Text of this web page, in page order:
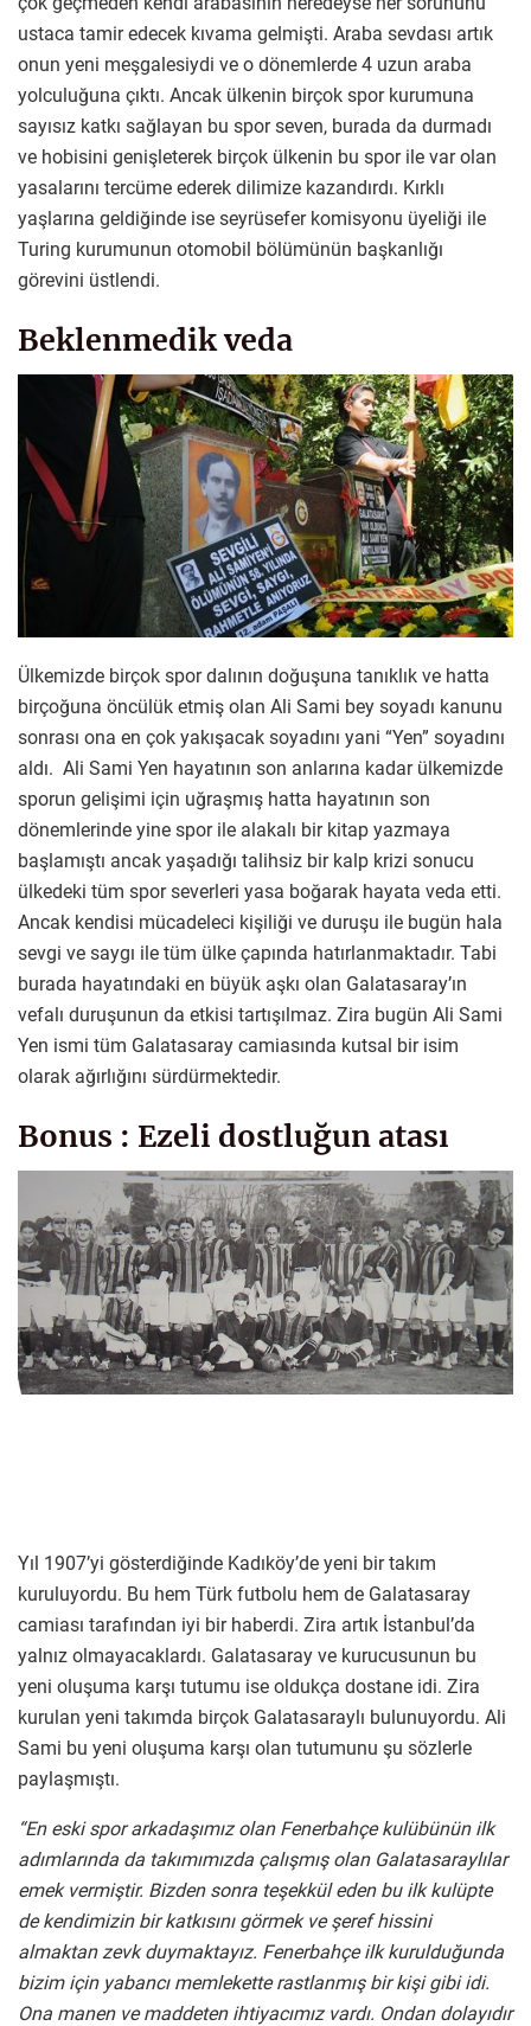
ustaca tamir edecek kıvama gelmişti. Araba sevdası artık
onun yeni meşgalesiydi ve o dönemlerde 4 uzun araba
yolculuğuna çıktı. Ancak ülkenin birçok spor kurumuna
sayısız katkı sağlayan bu spor seven, burada da durmadı
ve hobisini genişleterek birçok ülkenin bu spor ile var olan
yasalarını tercüme ederek dilimize kazandırdı. Kırklı
yaşlarına geldiğinde ise seyrüsefer komisyonu üyeliği ile
Turing kurumunun otomobil bölümünün başkanlığı
görevini üstlendi.
Beklenmedik veda
Ülkemizde birçok spor dalının doğuşuna tanıklık ve hatta
birçoğuna öncülük etmiş olan Ali Sami bey soyadı kanunu
sonrası ona en çok yakışacak soyadını yani “Yen” soyadını
aldı. Ali Sami Yen hayatının son anlarına kadar ülkemizde
sporun gelişimi için uğraşmış hatta hayatının son
dönemlerinde yine spor ile alakalı bir kitap yazmaya
başlamıştı ancak yaşadığı talihsiz bir kalp krizi sonucu
ülkedeki tüm spor severleri yasa boğarak hayata veda etti.
Ancak kendisi mücadeleci kişiliği ve duruşu ile bugün hala
sevgi ve saygı ile tüm ülke çapında hatırlanmaktadır. Tabi
burada hayatındaki en büyük aşkı olan Galatasaray’ın
vefalı duruşunun da etkisi tartışılmaz. Zira bugün Ali Sami
Yen ismi tüm Galatasaray camiasında kutsal bir isim
olarak ağırlığını sürdürmektedir.
Bonus : Ezeli dostluğun atası
Yıl 1907’yi gösterdiğinde Kadıköy’de yeni bir takım
kuruluyordu. Bu hem Türk futbolu hem de Galatasaray
camiası tarafından iyi bir haberdi. Zira artık İstanbul’da
yalnız olmayacaklardı. Galatasaray ve kurucusunun bu
yeni oluşuma karşı tutumu ise oldukça dostane idi. Zira
kurulan yeni takımda birçok Galatasaraylı bulunuyordu. Ali
Sami bu yeni oluşuma karşı olan tutumunu şu sözlerle
paylaşmıştı.
“En eski spor arkadaşımız olan Fenerbahçe kulübünün ilk
adımlarında da takımımızda çalışmış olan Galatasaraylılar
emek vermiştir. Bizden sonra teşekkül eden bu ilk kulüpte
de kendimizin bir katkısını görmek ve şeref hissini
almaktan zevk duymaktayız. Fenerbahçe ilk kurulduğunda
bizim için yabancı memlekette rastlanmış bir kişi gibi idi.
Ona manen ve maddeten ihtiyacımız vardı. Ondan dolayıdır